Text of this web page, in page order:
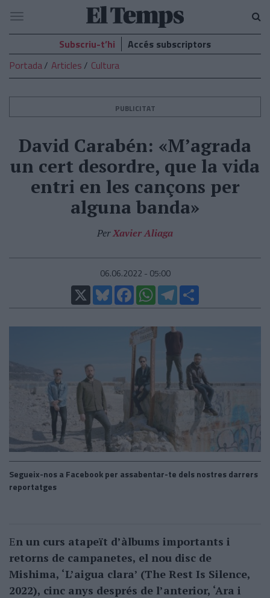
El
Temps
Navegació
Subscriu-t’hi
Accés subscriptors
Portada
Articles Cultura
PUBLICITAT
David Carabén: «M’agrada
un cert desordre, que la vida
entri en les cançons per
alguna banda»
PerXavier Aliaga
06.06.2022 - 05:00
X
BlueskyFacebookWhatsAppTelegram
Segueix-nos a Facebook per assabentar-te dels nostres darrers
reportatges
En un curs atapeït d’àlbums importants i
retorns de campanetes, el nou disc de
Mishima, ‘L’aigua clara’ (The Rest Is Silence,
2022), cinc anys després de l’anterior, ‘Ara i